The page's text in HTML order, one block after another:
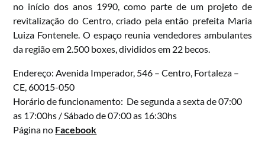
no início dos anos 1990, como parte de um projeto de
revitalização do Centro, criado pela então prefeita Maria
Luiza Fontenele. O espaço reunia vendedores ambulantes
da região em 2.500 boxes, divididos em 22 becos.
Endereço: Avenida Imperador, 546 – Centro, Fortaleza –
CE, 60015-050
Horário de funcionamento: De segunda a sexta de 07:00
as 17:00hs / Sábado de 07:00 as 16:30hs
Página no Facebook